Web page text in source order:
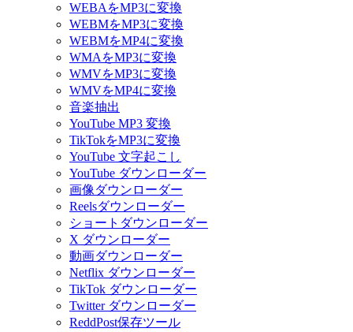
WEBAをMP3に変換
WEBMをMP3に変換
WEBMをMP4に変換
WMAをMP3に変換
WMVをMP3に変換
WMVをMP4に変換
音楽抽出
YouTube MP3 変換
TikTokをMP3に変換
YouTube 文字起こし
YouTube ダウンローダー
画像ダウンローダー
Reelsダウンローダー
ショートダウンローダー
X ダウンローダー
動画ダウンローダー
Netflix ダウンローダー
TikTok ダウンローダー
Twitter ダウンローダー
ReddPost保存ツール